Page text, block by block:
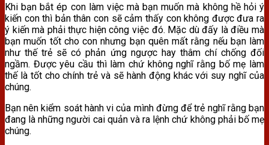
Khi bạn bắt ép con làm việc mà bạn muốn mà không hề hỏi ý
kiến con thì bản thân con sẽ cảm thấy con không được đưa ra
ý kiến mà phải thực hiện công việc đó. Mặc dù đấy là điều mà
bạn muốn tốt cho con nhưng bạn quên mất rằng nếu bạn làm
như thế trẻ sẽ có phản ứng ngược hay thâm chí chống đối
ngầm. Được yêu cầu thì làm chứ không nghĩ rằng bố mẹ làm
thế là tốt cho chính trẻ và sẽ hành động khác với suy nghĩ của
chúng.
Bạn nên kiểm soát hành vi của mình đừng để trẻ nghĩ rằng bạn
đang là những người cai quản và ra lệnh chứ không phải bố mẹ
chúng.